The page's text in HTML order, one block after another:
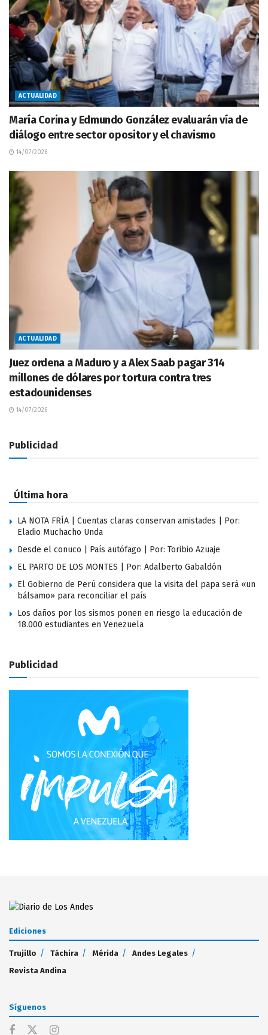
ACTUALIDAD
María Corina y Edmundo González evaluarán vía de
diálogo entre sector opositor y el chavismo
14/07/2026
ACTUALIDAD
Juez ordena a Maduro y a Alex Saab pagar 314
millones de dólares por tortura contra tres
estadounidenses
14/07/2026
Publicidad
Última hora
LA NOTA FRÍA | Cuentas claras conservan amistades | Por:
Eladio Muchacho Unda
Desde el conuco | País autófago | Por: Toribio Azuaje
EL PARTO DE LOS MONTES | Por: Adalberto Gabaldón
El Gobierno de Perú considera que la visita del papa será «un
bálsamo» para reconciliar el país
Los daños por los sismos ponen en riesgo la educación de
18.000 estudiantes en Venezuela
Publicidad
Ediciones
Trujillo Táchira Mérida
Andes Legales
Revista Andina
Síguenos